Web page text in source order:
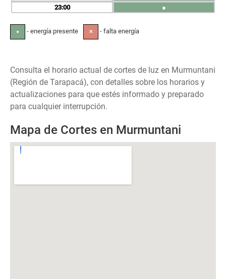
23
●
● - energía presente ✕ - falta energía
Consulta el horario actual de cortes de luz en Murmuntani
(Región de Tarapacá), con detalles sobre los horarios y
actualizaciones para que estés informado y preparado
para cualquier interrupción.
Mapa de Cortes en Murmuntani